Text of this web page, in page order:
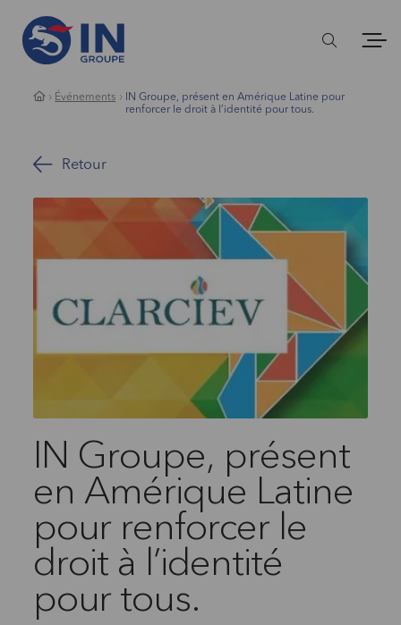
Événements
IN Groupe, présent en Amérique Latine pour
renforcer le droit à l’identité pour tous.
Retour
IN Groupe, présent
en Amérique Latine
pour renforcer le
droit à l’identité
pour tous.